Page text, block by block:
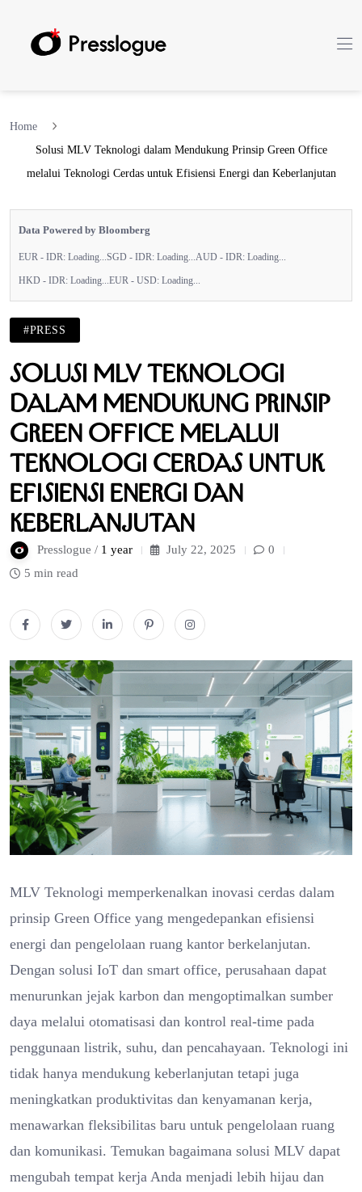
Home
Solusi MLV Teknologi dalam Mendukung Prinsip Green Office
melalui Teknologi Cerdas untuk Efisiensi Energi dan Keberlanjutan
Data Powered by Bloomberg
EUR - IDR: Loading... SGD - IDR: Loading... AUD - IDR: Loading...
HKD - IDR: Loading... EUR - USD: Loading...
#PRESS
Solusi MLV Teknologi
dalam Mendukung Prinsip
Green Office melalui
Teknologi Cerdas untuk
Efisiensi Energi dan
Keberlanjutan
Presslogue / 1 year July 22, 2025
0
5 min read
MLV Teknologi memperkenalkan inovasi cerdas dalam
prinsip Green Office yang mengedepankan efisiensi
energi dan pengelolaan ruang kantor berkelanjutan.
Dengan solusi IoT dan smart office, perusahaan dapat
menurunkan jejak karbon dan mengoptimalkan sumber
daya melalui otomatisasi dan kontrol real-time pada
penggunaan listrik, suhu, dan pencahayaan. Teknologi ini
tidak hanya mendukung keberlanjutan tetapi juga
meningkatkan produktivitas dan kenyamanan kerja,
menawarkan fleksibilitas baru untuk pengelolaan ruang
dan komunikasi. Temukan bagaimana solusi MLV dapat
mengubah tempat kerja Anda menjadi lebih hijau dan